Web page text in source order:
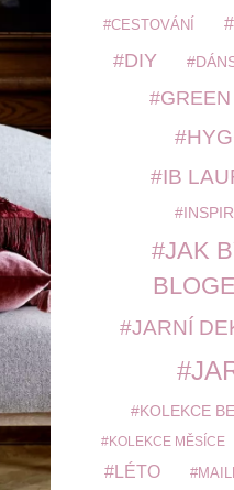
CESTOVÁNÍ
DIY
IB
JAK
JARNÍ
KOLEKCE
KOLEKCE MĚSÍCE
LÉTO